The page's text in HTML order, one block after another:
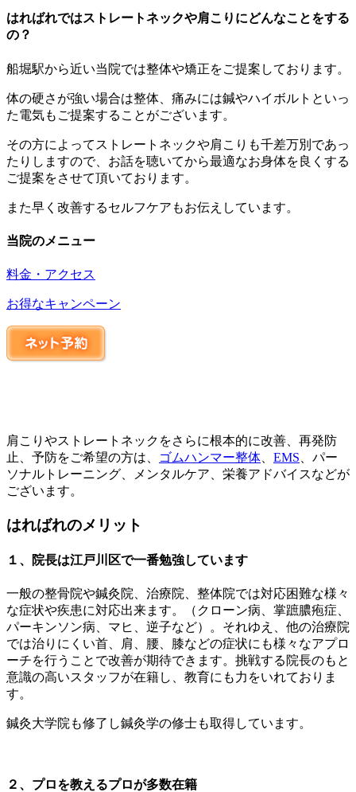
はればれではストレートネックや肩こりにどんなことをする
の？
船堀駅から近い当院では整体や矯正をご提案しております。
体の硬さが強い場合は整体、痛みには鍼やハイボルトといっ
た電気もご提案することがございます。
その方によってストレートネックや肩こりも千差万別であっ
たりしますので、お話を聴いてから最適なお身体を良くする
ご提案をさせて頂いております。
また早く改善するセルフケアもお伝えしています。
当院のメニュー
料金・アクセス
お得なキャンペーン
肩こりやストレートネックをさらに根本的に改善、再発防
止、予防をご希望の方は、
ゴムハンマー整体 EMS 、パー
ソナルトレーニング、メンタルケア、栄養アドバイスなどが
ございます。
はればれのメリット
１、院長は江戸川区で一番勉強しています
一般の整骨院や鍼灸院、治療院、整体院では対応困難な様々
な症状や疾患に対応出来ます。（クローン病、掌蹠膿疱症、
パーキンソン病、マヒ、逆子など）。それゆえ、他の治療院
では治りにくい首、肩、腰、膝などの症状にも様々なアプロ
ーチを行うことで改善が期待できます。挑戦する院長のもと
意識の高いスタッフが在籍し、教育にも力をいれておりま
す。
鍼灸大学院も修了し鍼灸学の修士も取得しています。
２、プロを教えるプロが多数在籍